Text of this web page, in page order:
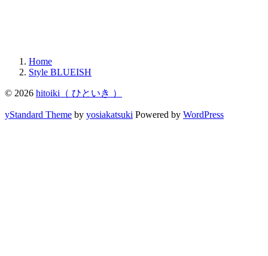
Home
Style BLUEISH
© 2026 hitoiki（ ひといき ）
yStandard Theme by yosiakatsuki Powered by WordPress